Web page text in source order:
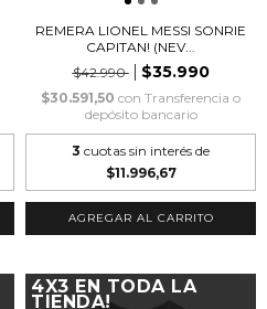
REMERA LIONEL MESSI SONRIE
CAPITAN! (NEV...
$42.990
$35.990
$30.591,50 con Transferencia o
depósito bancario
3 cuotas sin interés de
$11.996,67
AGREGAR AL CARRITO
4X3 EN TODA LA
TIENDA!